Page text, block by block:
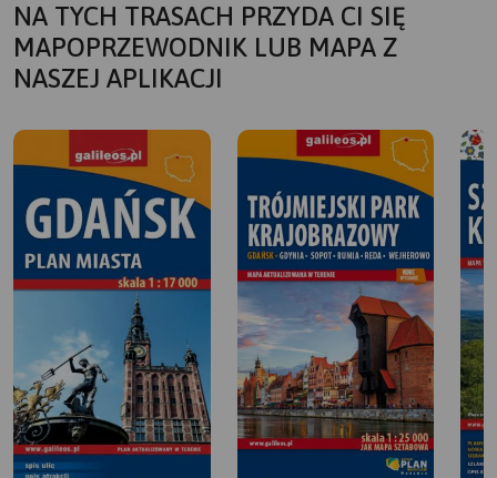
NA TYCH TRASACH PRZYDA CI SIĘ
MAPOPRZEWODNIK LUB MAPA Z
NASZEJ APLIKACJI